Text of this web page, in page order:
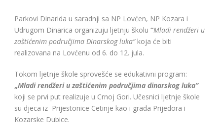
Parkovi Dinarida u saradnji sa NP Lovćen, NP Kozara i
Udrugom Dinarica organizuju ljetnju školu “Mladi rendžeri u
zaštićenim područjima Dinarskog luka“ koja će biti
realizovana na Lovćenu od 6. do 12. jula.
Tokom ljetnje škole sprovešće se edukativni program:
„Mladi rendžeri u zaštićenim područjima dinarskog luka”
koji se prvi put realizuje u Crnoj Gori. Učesnici ljetnje škole
su djeca iz Prijestonice Cetinje kao i grada Prijedora i
Kozarske Dubice.